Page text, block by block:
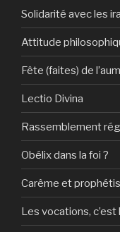
Solidarité avec les
Attitude
Fête (faites) de
Lectio Divina
Rassemblement
Obélix dans la foi ?
Carême et
Les vocations, c’est